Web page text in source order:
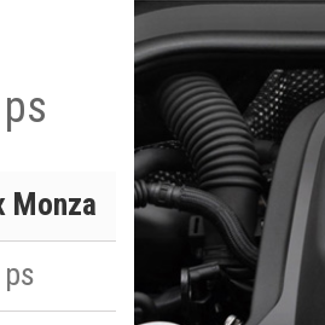
Monza